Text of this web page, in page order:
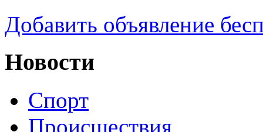
Добавить объявление
Новости
Спорт
Происшествия